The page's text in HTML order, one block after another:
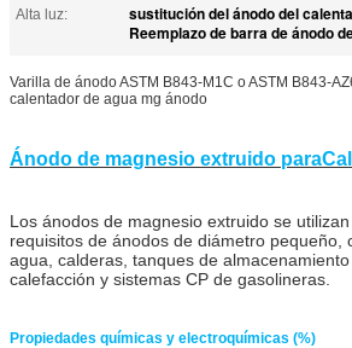
Alta luz: sustitución del ánodo del
Reemplazo de barra de ánodo
Varilla de ánodo ASTM B843-M1C o ASTM B843-
calentador de agua mg ánodo
Ánodo de magnesio extruido para
Los ánodos de magnesio extruido se
requisitos de ánodos de diámetro pequeño,
agua, calderas, tanques de
calefacción y sistemas CP de gasolineras.
Propiedades químicas y electroquímicas (%)